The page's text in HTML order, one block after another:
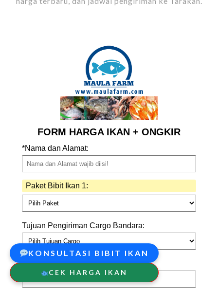
KONSULTASI BIBIT IKAN
CEK HARGA IKAN